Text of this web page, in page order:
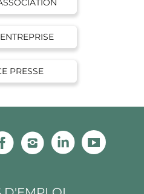
PRESSE
FacebookInstagramLinkedin